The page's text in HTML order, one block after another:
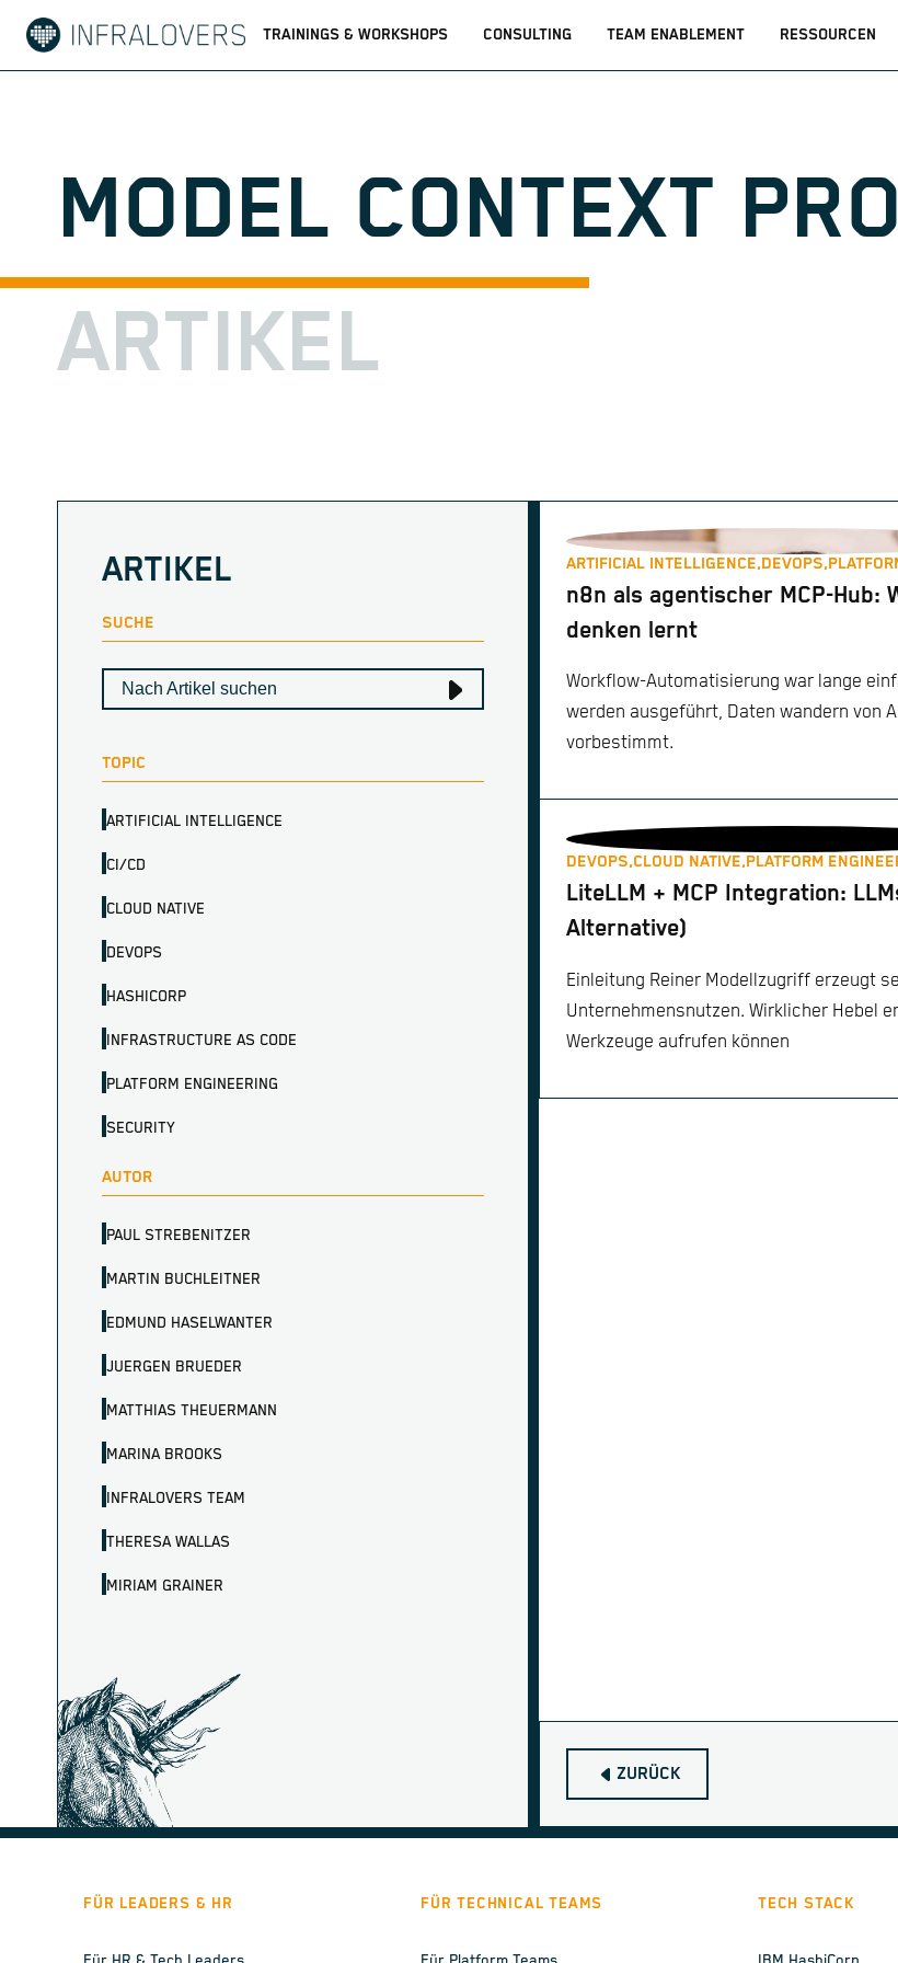
TRAININGS & WORKSHOPS CONSULTING TEAM ENABLEMENT RESSOURCEN
MODEL CONTEXT
ARTIKEL
ARTIKEL
SUCHE
TOPIC
ARTIFICIAL INTELLIGENCE
CI/CD
CLOUD NATIVE
DEVOPS
HASHICORP
INFRASTRUCTURE AS CODE
PLATFORM ENGINEERING
SECURITY
AUTOR
PAUL STREBENITZER
MARTIN BUCHLEITNER
EDMUND HASELWANTER
JUERGEN BRUEDER
MATTHIAS THEUERMANN
MARINA BROOKS
INFRALOVERS TEAM
THERESA WALLAS
MIRIAM GRAINER
ARTIFICIAL INTELLIGENCE,DEVOPS,
n8n als agentischer MCP-Hub:
denken lernt
Workflow-Automatisierung war lange
werden ausgeführt, Daten wandern von
vorbestimmt.
DEVOPS,CLOUD NATIVE,PLATFORM
LiteLLM + MCP Integration:
Alternative)
Einleitung Reiner Modellzugriff erzeugt
Unternehmensnutzen. Wirklicher Hebel
Werkzeuge aufrufen können
ZURÜCK
FÜR LEADERS & HR FÜR TECHNICAL TEAMS TECH STACK